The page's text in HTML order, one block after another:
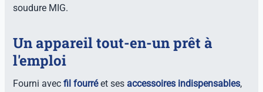
soudure MIG.
Un appareil tout-en-un prêt à
l'emploi
Fourni avecfil fourréet ses accessoires indispensables,